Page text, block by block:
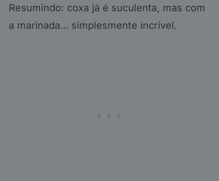
Resumindo: coxa já é suculenta, mas com
a marinada… simplesmente incrível.